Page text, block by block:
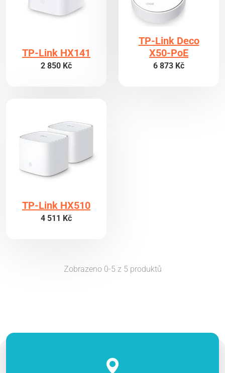
TP-Link HX141
2 850 Kč
TP-Link Deco
X50-PoE
6 873 Kč
TP-Link HX510
4 511 Kč
Zobrazeno 0-5 z 5 produktů